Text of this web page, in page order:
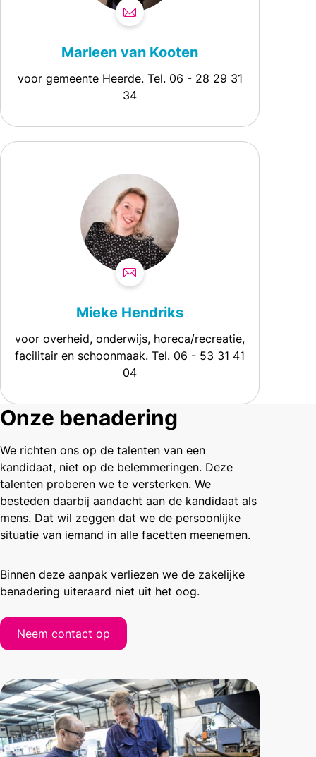
Marleen van Kooten
voor gemeente Heerde. Tel. 06 - 28 29 31
34
Mieke Hendriks
voor overheid, onderwijs, horeca/recreatie,
facilitair en schoonmaak. Tel. 06 - 53 31 41
04
Onze benadering
We richten ons op de talenten van een
kandidaat, niet op de belemmeringen. Deze
talenten proberen we te versterken. We
besteden daarbij aandacht aan de kandidaat als
mens. Dat wil zeggen dat we de persoonlijke
situatie van iemand in alle facetten meenemen.
Binnen deze aanpak verliezen we de zakelijke
benadering uiteraard niet uit het oog.
Neem contact op